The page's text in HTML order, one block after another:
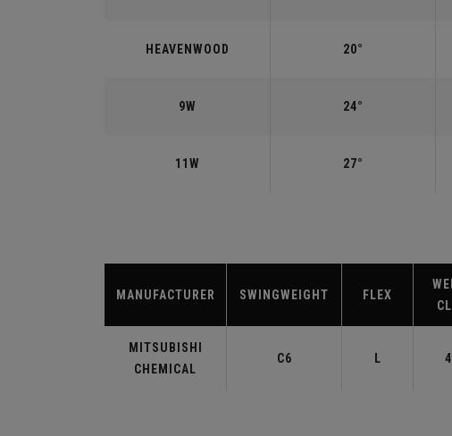
HEAVENWOOD 20°
9W 24°
11W 27°
MANUFACTURER SWINGWEIGHT FLEX
MITSUBISHI
CHEMICAL
C6 L